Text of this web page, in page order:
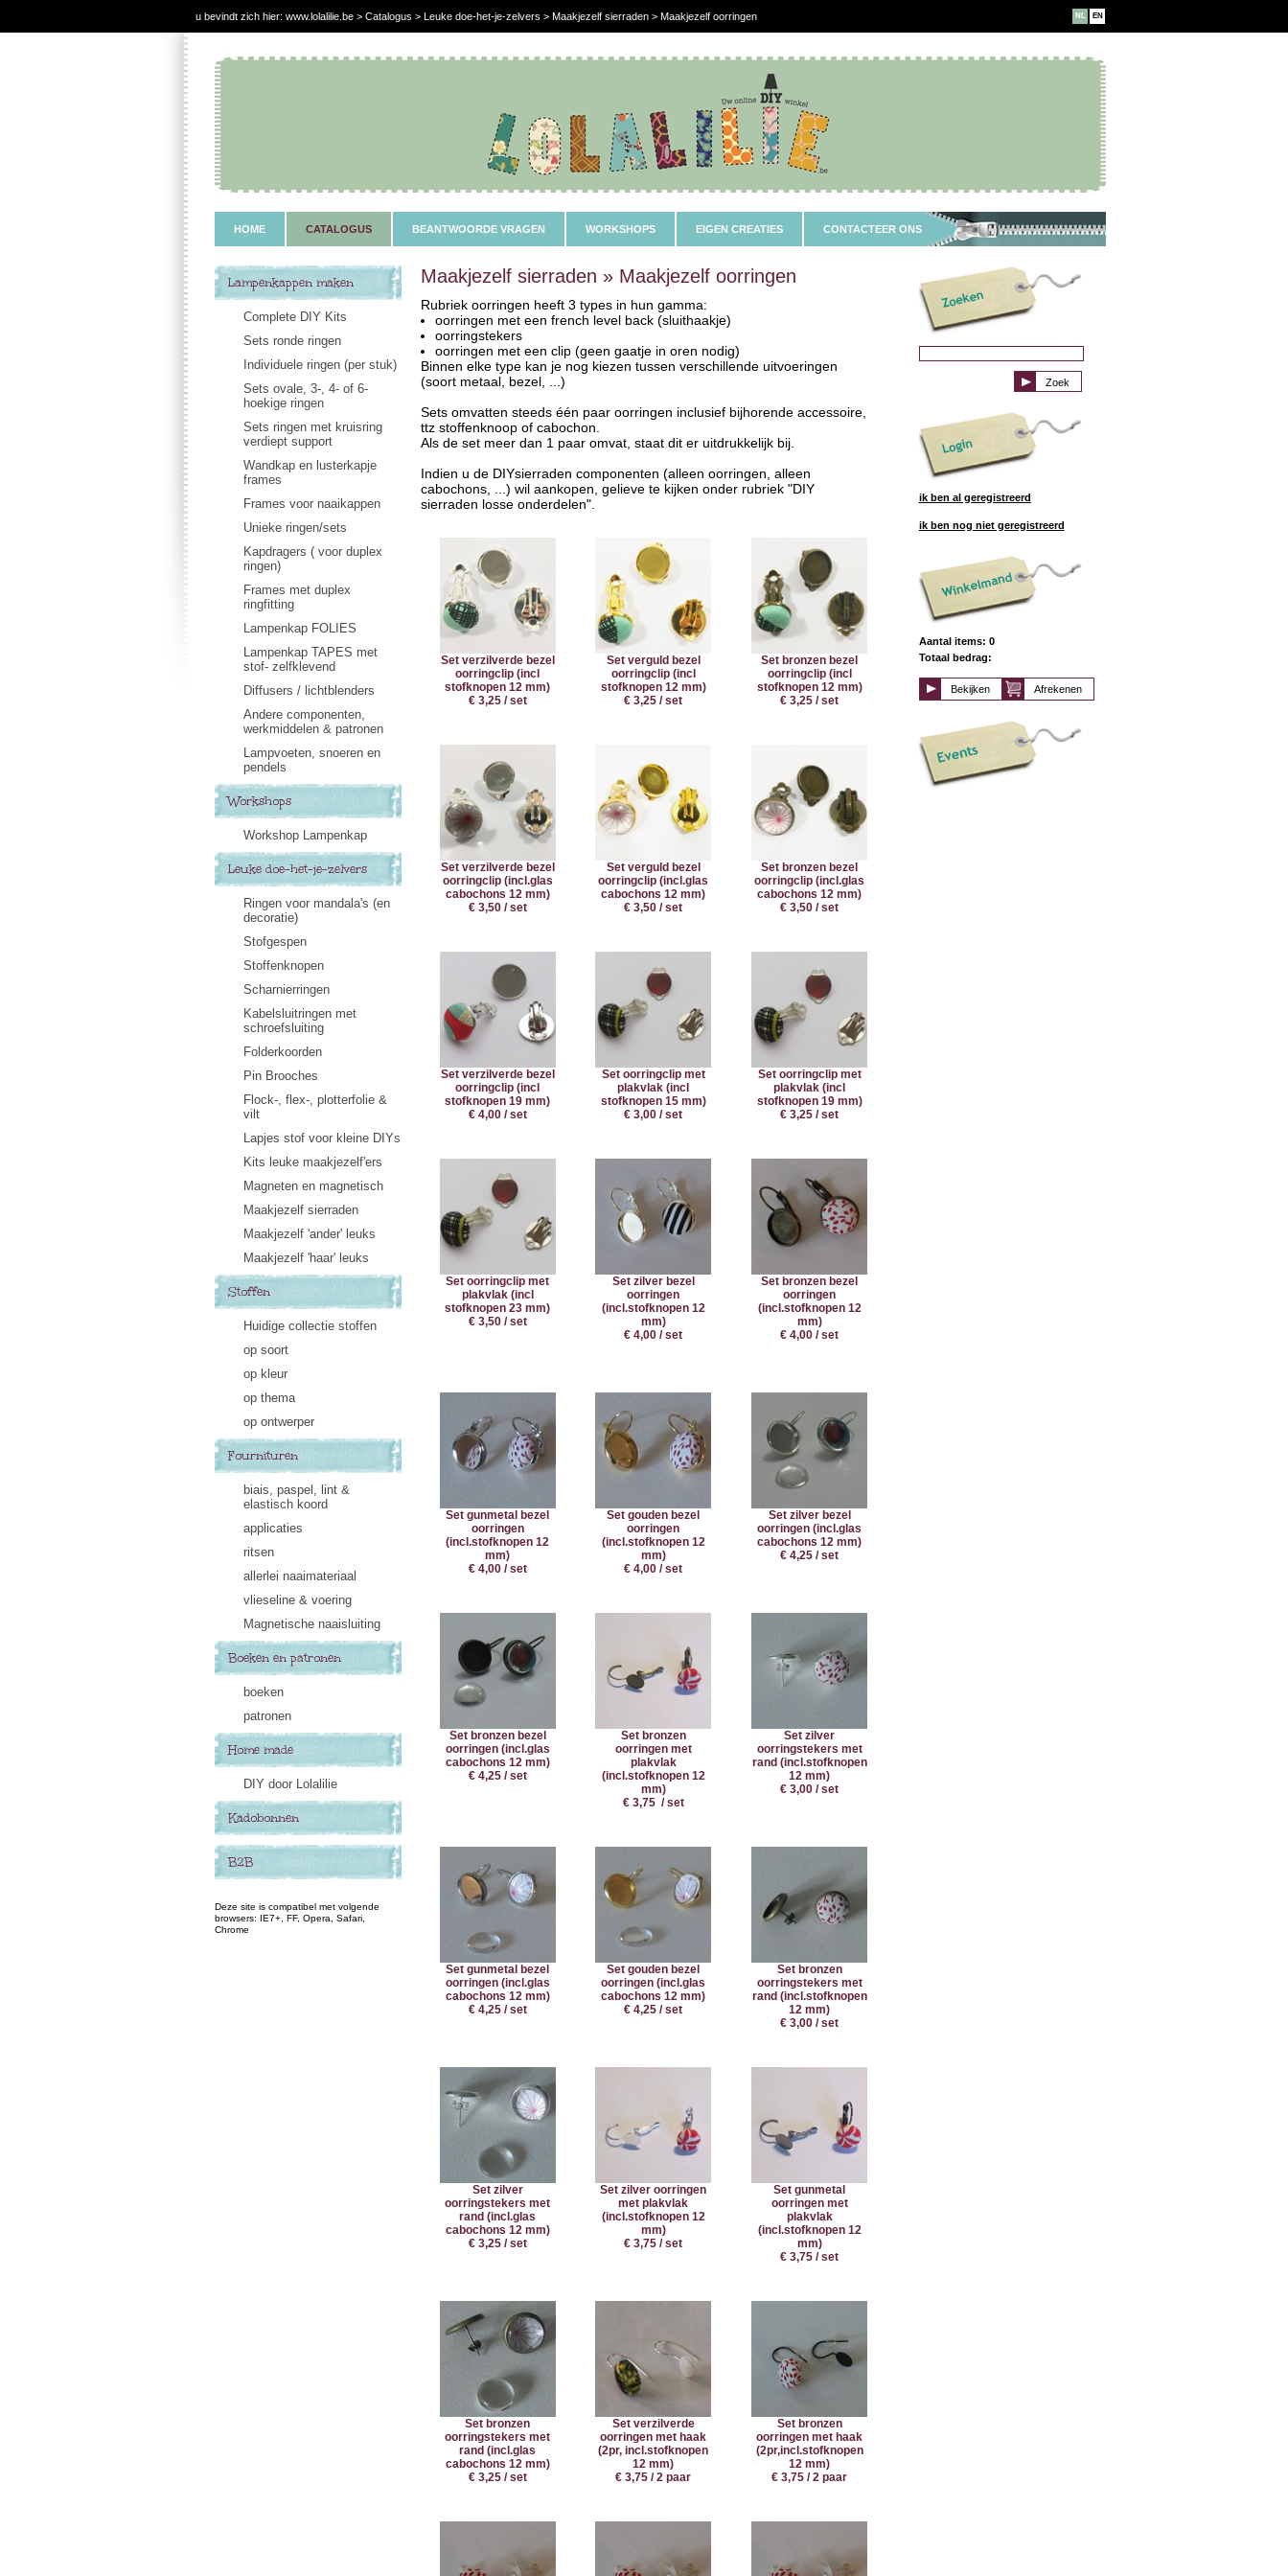
u bevindt zich hier: www.lolalilie.be > Catalogus > Leuke doe-het-je-zelvers > Maakjezelf sierraden > Maakjezelf oorringen NL EN
HOME CATALOGUS BEANTWOORDE VRAGEN WORKSHOPS EIGEN CREATIES CONTACTEER ONS
Lampenkappen maken
Complete DIY Kits
Sets ronde ringen
Individuele ringen (per stuk)
Sets ovale, 3-, 4- of 6-
hoekige ringen
Sets ringen met kruisring
verdiept support
Wandkap en lusterkapje
frames
Frames voor naaikappen
Unieke ringen/sets
Kapdragers ( voor duplex
ringen)
Frames met duplex
ringfitting
Lampenkap FOLIES
Lampenkap TAPES met
stof- zelfklevend
Diffusers / lichtblenders
Andere componenten,
werkmiddelen & patronen
Lampvoeten, snoeren en
pendels
Workshops
Workshop Lampenkap
Leuke doe-het-je-zelvers
Ringen voor mandala's (en
decoratie)
Stofgespen
Stoffenknopen
Scharnierringen
Kabelsluitringen met
schroefsluiting
Folderkoorden
Pin Brooches
Flock-, flex-, plotterfolie &
vilt
Lapjes stof voor kleine DIYs
Kits leuke maakjezelf'ers
Magneten en magnetisch
Maakjezelf sierraden
Maakjezelf 'ander' leuks
Maakjezelf 'haar' leuks
Stoffen
Huidige collectie stoffen
op soort
op kleur
op thema
op ontwerper
Fournituren
biais, paspel, lint &
elastisch koord
applicaties
ritsen
allerlei naaimateriaal
vlieseline & voering
Magnetische naaisluiting
Boeken en patronen
boeken
patronen
Home made
DIY door Lolalilie
Kadobonnen
B2B
Deze site is compatibel met volgende
browsers: IE7+, FF, Opera, Safari,
Chrome
Maakjezelf sierraden » Maakjezelf oorringen
Rubriek oorringen heeft 3 types in hun gamma:
oorringen met een french level back (sluithaakje)
oorringstekers
oorringen met een clip (geen gaatje in oren nodig)
Binnen elke type kan je nog kiezen tussen verschillende uitvoeringen
(soort metaal, bezel, ...)
Sets omvatten steeds één paar oorringen inclusief bijhorende accessoire,
ttz stoffenknoop of cabochon.
Als de set meer dan 1 paar omvat, staat dit er uitdrukkelijk bij.
Indien u de DIYsierraden componenten (alleen oorringen, alleen
cabochons, ...) wil aankopen, gelieve te kijken onder rubriek "DIY
sierraden losse onderdelen".
Set verzilverde bezel
oorringclip (incl
stofknopen 12 mm)
€ 3,25 / set
Set verguld bezel
oorringclip (incl
stofknopen 12 mm)
€ 3,25 / set
Set bronzen bezel
oorringclip (incl
stofknopen 12 mm)
€ 3,25 / set
Set verzilverde bezel
oorringclip (incl.glas
cabochons 12 mm)
€ 3,50 / set
Set verguld bezel
oorringclip (incl.glas
cabochons 12 mm)
€ 3,50 / set
Set bronzen bezel
oorringclip (incl.glas
cabochons 12 mm)
€ 3,50 / set
Set verzilverde bezel
oorringclip (incl
stofknopen 19 mm)
€ 4,00 / set
Set oorringclip met
plakvlak (incl
stofknopen 15 mm)
€ 3,00 / set
Set oorringclip met
plakvlak (incl
stofknopen 19 mm)
€ 3,25 / set
Set oorringclip met
plakvlak (incl
stofknopen 23 mm)
€ 3,50 / set
Set zilver bezel
oorringen
(incl.stofknopen 12
mm)
€ 4,00 / set
Set bronzen bezel
oorringen
(incl.stofknopen 12
mm)
€ 4,00 / set
Set gunmetal bezel
oorringen
(incl.stofknopen 12
mm)
€ 4,00 / set
Set gouden bezel
oorringen
(incl.stofknopen 12
mm)
€ 4,00 / set
Set zilver bezel
oorringen (incl.glas
cabochons 12 mm)
€ 4,25 / set
Set bronzen bezel
oorringen (incl.glas
cabochons 12 mm)
€ 4,25 / set
Set bronzen
oorringen met
plakvlak
(incl.stofknopen 12
mm)
€ 3,75 / set
Set zilver
oorringstekers met
rand (incl.stofknopen
12 mm)
€ 3,00 / set
Set gunmetal bezel
oorringen (incl.glas
cabochons 12 mm)
€ 4,25 / set
Set gouden bezel
oorringen (incl.glas
cabochons 12 mm)
€ 4,25 / set
Set bronzen
oorringstekers met
rand (incl.stofknopen
12 mm)
€ 3,00 / set
Set zilver
oorringstekers met
rand (incl.glas
cabochons 12 mm)
€ 3,25 / set
Set zilver oorringen
met plakvlak
(incl.stofknopen 12
mm)
€ 3,75 / set
Set gunmetal
oorringen met
plakvlak
(incl.stofknopen 12
mm)
€ 3,75 / set
Set bronzen
oorringstekers met
rand (incl.glas
cabochons 12 mm)
€ 3,25 / set
Set verzilverde
oorringen met haak
(2pr, incl.stofknopen
12 mm)
€ 3,75 / 2 paar
Set bronzen
oorringen met haak
(2pr,incl.stofknopen
12 mm)
€ 3,75 / 2 paar
ik ben al geregistreerd
ik ben nog niet geregistreerd
Aantal items: 0
Totaal bedrag:
Afrekenen
Bekijken